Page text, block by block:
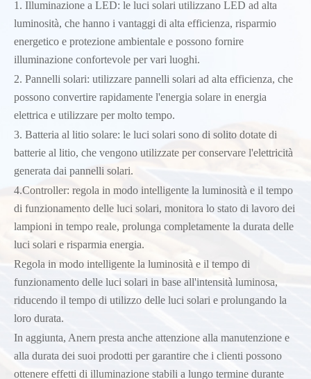
1. Illuminazione a LED: le luci solari utilizzano LED ad alta
luminosità, che hanno i vantaggi di alta efficienza, risparmio
energetico e protezione ambientale e possono fornire
illuminazione confortevole per vari luoghi.
2. Pannelli solari: utilizzare pannelli solari ad alta efficienza, che
possono convertire rapidamente l'energia solare in energia
elettrica e utilizzare per molto tempo.
3. Batteria al litio solare: le luci solari sono di solito dotate di
batterie al litio, che vengono utilizzate per conservare l'elettricità
generata dai pannelli solari.
4.Controller: regola in modo intelligente la luminosità e il tempo
di funzionamento delle luci solari, monitora lo stato di lavoro dei
lampioni in tempo reale, prolunga completamente la durata delle
luci solari e risparmia energia.
Regola in modo intelligente la luminosità e il tempo di
funzionamento delle luci solari in base all'intensità luminosa,
riducendo il tempo di utilizzo delle luci solari e prolungando la
loro durata.
In aggiunta, Anern presta anche attenzione alla manutenzione e
alla durata dei suoi prodotti per garantire che i clienti possono
ottenere effetti di illuminazione stabili a lungo termine durante